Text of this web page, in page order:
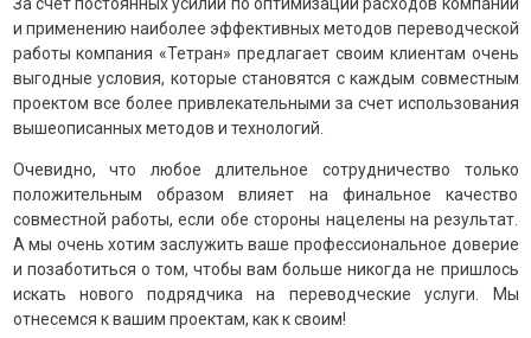
За счет постоянных усилий по оптимизации расходов компании
и применению наиболее эффективных методов переводческой
работы компания «Тетран» предлагает своим клиентам очень
выгодные условия, которые становятся с каждым совместным
проектом все более привлекательными за счет использования
вышеописанных методов и технологий.
Очевидно, что любое длительное сотрудничество только
положительным образом влияет на финальное качество
совместной работы, если обе стороны нацелены на результат.
А мы очень хотим заслужить ваше профессиональное доверие
и позаботиться о том, чтобы вам больше никогда не пришлось
искать нового подрядчика на переводческие услуги. Мы
отнесемся к вашим проектам, как к своим!